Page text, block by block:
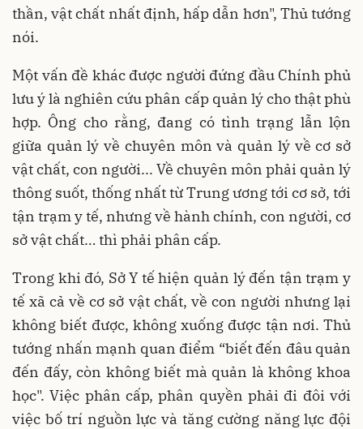
thần, vật chất nhất định, hấp dẫn hơn", Thủ tướng
nói.
Một vấn đề khác được người đứng đầu Chính phủ
lưu ý là nghiên cứu phân cấp quản lý cho thật phù
hợp. Ông cho rằng, đang có tình trạng lẫn lộn
giữa quản lý về chuyên môn và quản lý về cơ sở
vật chất, con người... Về chuyên môn phải quản lý
thông suốt, thống nhất từ Trung ương tới cơ sở, tới
tận trạm y tế, nhưng về hành chính, con người, cơ
sở vật chất… thì phải phân cấp.
Trong khi đó, Sở Y tế hiện quản lý đến tận trạm y
tế xã cả về cơ sở vật chất, về con người nhưng lại
không biết được, không xuống được tận nơi. Thủ
tướng nhấn mạnh quan điểm “biết đến đâu quản
đến đấy, còn không biết mà quản là không khoa
học". Việc phân cấp, phân quyền phải đi đôi với
việc bố trí nguồn lực và tăng cường năng lực đội